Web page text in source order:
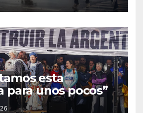
esta
para unos pocos”